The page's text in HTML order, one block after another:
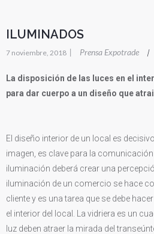
ILUMINADOS
7 noviembre, 2018 | Prensa Expotrade |
La disposición de las luces en el
para dar cuerpo a un diseño que
El diseño interior de un local es
imagen, es clave para la
iluminación deberá crear una
iluminación de un comercio se hace
cliente y es una tarea que se debe
el interior del local. La vidriera es un
luz deben atraer la mirada del